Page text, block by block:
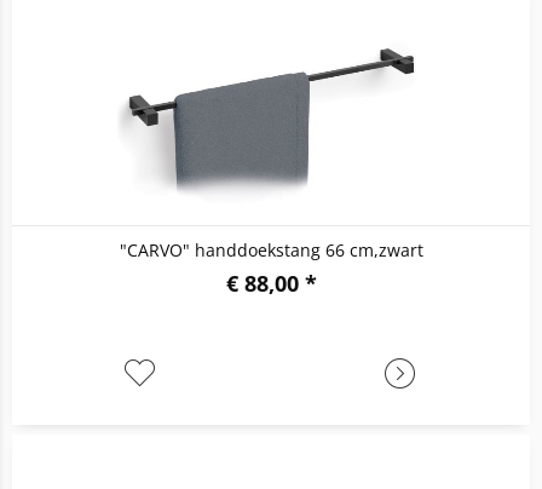
"CARVO" handdoekstang 66 cm,zwart
€ 88,00 *